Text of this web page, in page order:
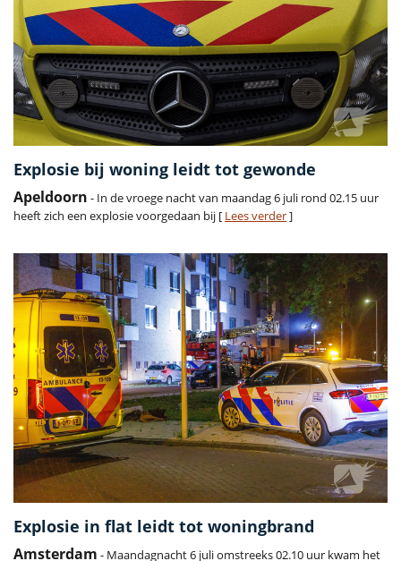
Explosie bij woning leidt tot gewonde
Apeldoorn - In de vroege nacht van maandag 6 juli rond 02.15 uur
heeft zich een explosie voorgedaan bij [ Lees verder]
Explosie in flat leidt tot woningbrand
Amsterdam - Maandagnacht 6 juli omstreeks 02.10 uur kwam het